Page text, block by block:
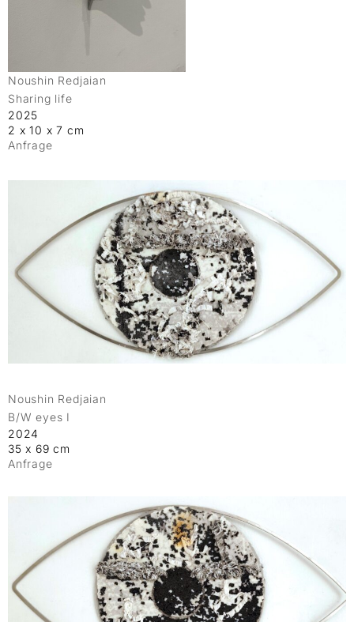
Noushin Redjaian
Sharing life
2025
2 x 10 x 7 cm
Anfrage
Noushin Redjaian
B/W eyes I
2024
35 x 69 cm
Anfrage